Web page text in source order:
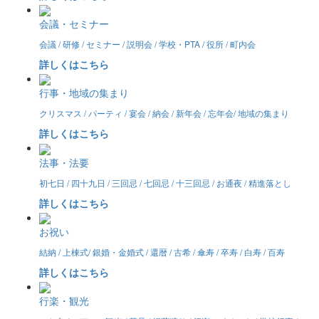
会議・セミナー
会議 / 研修 / セミナー / 説明会 / 学校・PTA / 役所 / 町内会
詳しくはこちら
行事・地域の集まり
クリスマス / パーティ / 宴会 / 納会 / 新年会 / 忘年会/ 地域の集まり
詳しくはこちら
法事・法要
初七日 / 四十九日 / 三回忌 / 七回忌 / 十三回忌 / お通夜 / 精進落とし
詳しくはこちら
お祝い
結納 / 上棟式/ 銀婚・金婚式 / 還暦 / 古希 / 傘寿 / 卒寿 / 白寿 / 百寿
詳しくはこちら
行楽・観光